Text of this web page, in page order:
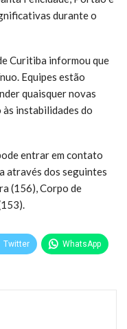
durante o
Curitiba informou que
Equipes estão
quaisquer novas
instabilidades do
entrar em contato
através dos seguintes
(156), Corpo de
Twitter WhatsApp